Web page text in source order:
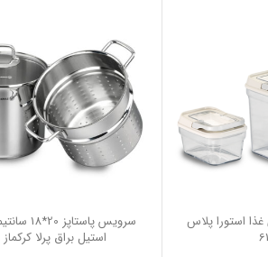
غذا استورا پلاس
استیل براق پرلا کرکماز 1523